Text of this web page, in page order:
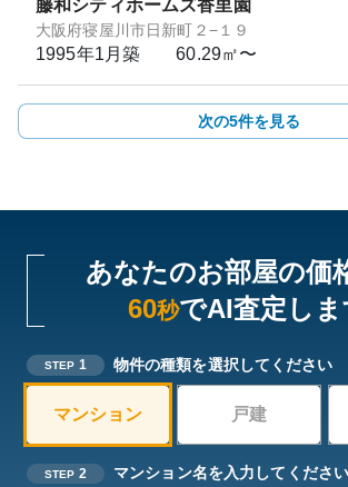
藤和シティホームズ香里園
大阪府寝屋川市日新町２−１９
1995年1月築 60.29㎡〜
次の5件を見る
あなたのお部屋の価
60秒でAI査定しま
STEP 1 物件の種類を選択してください
マンション 戸建
STEP 2 マンション名を入力してください